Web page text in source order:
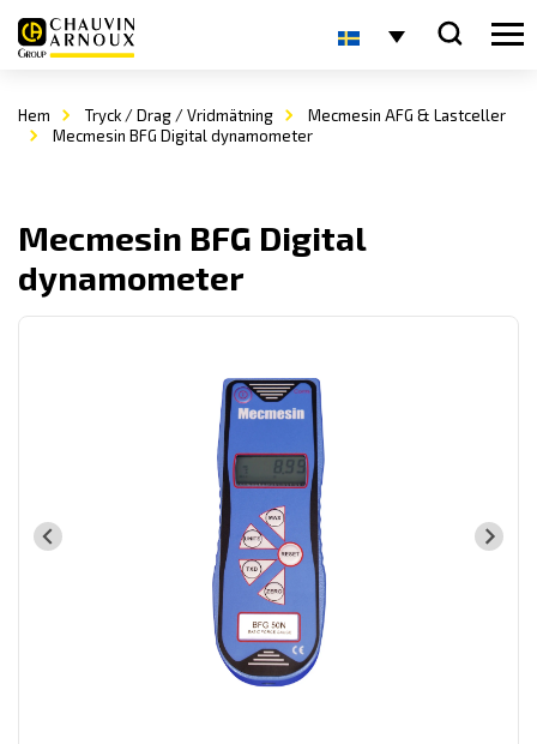
Hem Tryck / Drag / Vridmätning
Mecmesin AFG & Lastceller
Mecmesin BFG Digital dynamometer
Mecmesin BFG Digital
dynamometer